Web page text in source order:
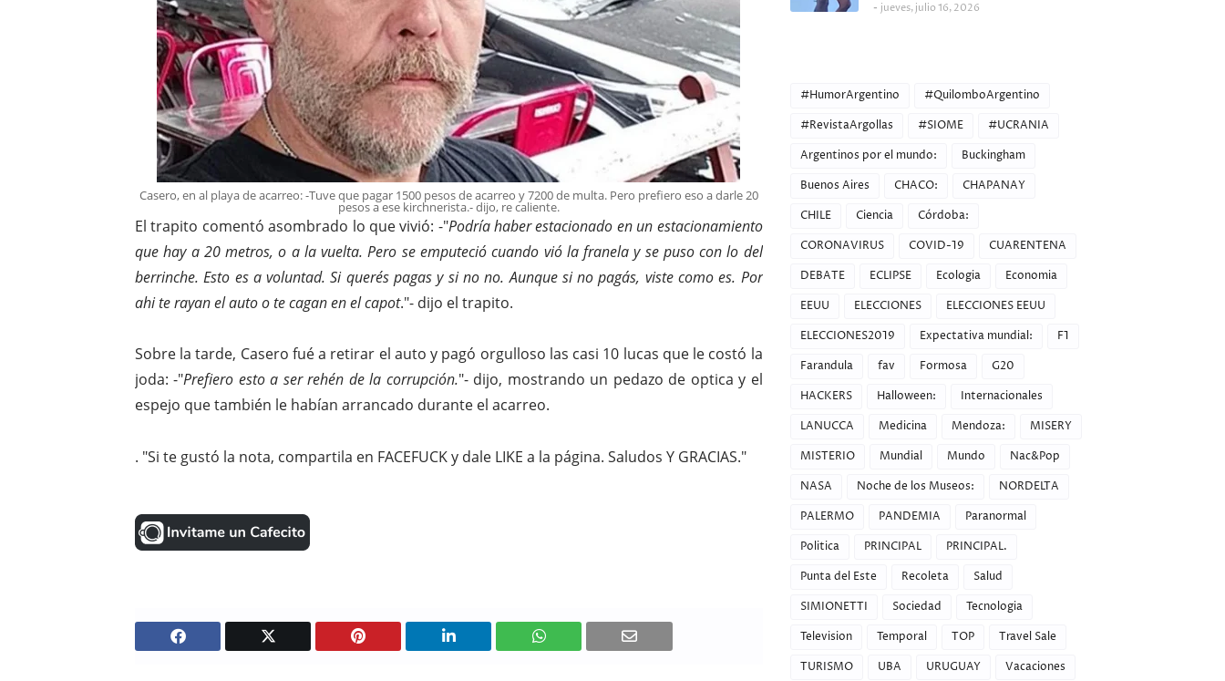
Casero, en al playa de acarreo: -Tuve que pagar 1500 pesos de acarreo y 7200 de multa. Pero prefiero eso a darle 20
pesos a ese kirchnerista.- dijo, re caliente.
El trapito comentó asombrado lo que vivió: -"Podría haber estacionado en un estacionamiento
que hay a 20 metros, o a la vuelta. Pero se emputeció cuando vió la franela y se puso con lo del
berrinche. Esto es a voluntad. Si querés pagas y si no no. Aunque si no pagás, viste como es. Por
ahi te rayan el auto o te cagan en el capot."- dijo el trapito.
Sobre la tarde, Casero fué a retirar el auto y pagó orgulloso las casi 10 lucas que le costó la
joda: -"Prefiero esto a ser rehén de la corrupción."- dijo, mostrando un pedazo de optica y el
espejo que también le habían arrancado durante el acarreo.
. "Si te gustó la nota, compartila en FACEFUCK y dale LIKE a la página. Saludos Y GRACIAS."
jueves, julio 16, 2026
#HumorArgentino
#QuilomboArgentino
#RevistaArgollas
#SIOME
#UCRANIA
Argentinos por el mundo:
Buckingham
Buenos Aires
CHACO:
CHAPANAY
CHILE
Ciencia
Córdoba:
CORONAVIRUS
COVID-19
CUARENTENA
DEBATE
ECLIPSE Ecologia
Economia
EEUU
ELECCIONES
ELECCIONES EEUU
ELECCIONES2019
Expectativa mundial:
F1
Farandula
fav Formosa
G20
HACKERS
Halloween:
Internacionales
LANUCCA
Medicina Mendoza:
MISERY
MISTERIO
Mundial Mundo
Nac&Pop
NASA
Noche de los Museos:
NORDELTA
PALERMO
PANDEMIA
Paranormal
Politica
PRINCIPAL
PRINCIPAL.
Punta del Este
Recoleta
Salud
SIMIONETTI
Sociedad
Tecnologia
Television
Temporal TOP
Travel Sale
TURISMO
UBA URUGUAY
Vacaciones